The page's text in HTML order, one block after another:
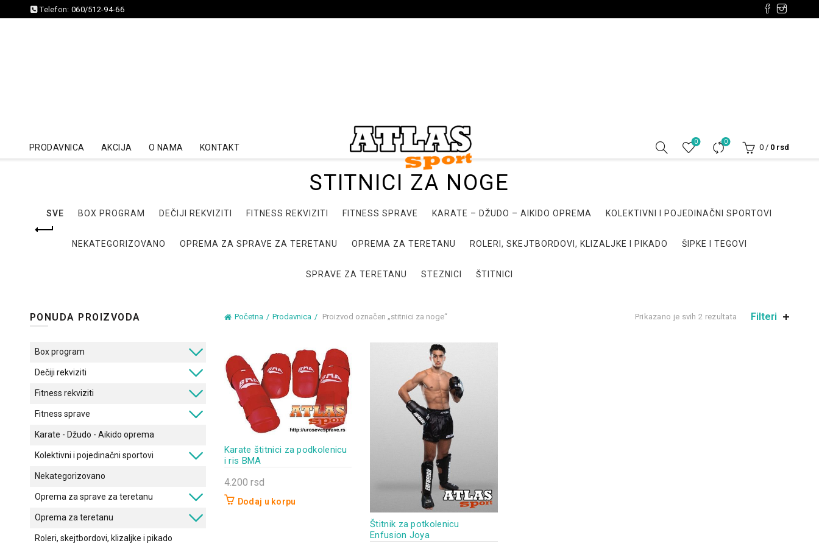
Telefon: 060/512-94-66
PRODAVNICA AKCIJA O NAMA KONTAKT
0 0
0 / 0 rsd
STITNICI ZA NOGE
SVE BOX PROGRAM DEČIJI REKVIZITI FITNESS REKVIZITI FITNESS SPRAVE KARATE – DŽUDO – AIKIDO OPREMA KOLEKTIVNI I POJEDINAČNI SPORTOVI
NEKATEGORIZOVANO OPREMA ZA SPRAVE ZA TERETANU OPREMA ZA TERETANU ROLERI, SKEJTBORDOVI, KLIZALJKE I PIKADO ŠIPKE I TEGOVI
SPRAVE ZA TERETANU STEZNICI ŠTITNICI
Početna Prodavnica Proizvod označen „stitnici za noge“ Prikazano je svih 2 rezultata Filteri
Karate štitnici za podkolenicu
i ris BMA
4.200 rsd
Dodaj u korpu
Štitnik za potkolenicu
Enfusion Joya
PONUDA PROIZVODA
Box program
Dečiji rekviziti
Fitness rekviziti
Fitness sprave
Karate - Džudo - Aikido oprema
Kolektivni i pojedinačni sportovi
Nekategorizovano
Oprema za sprave za teretanu
Oprema za teretanu
Roleri, skejtbordovi, klizaljke i pikado